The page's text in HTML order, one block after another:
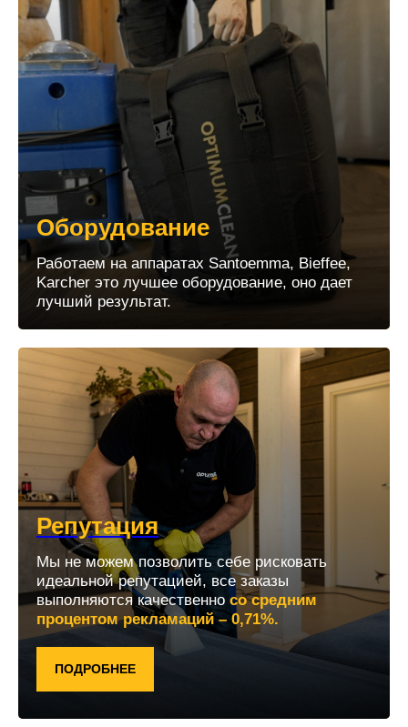
Оборудование
Работаем на аппаратах Santoemma, Bieffee,
Karcher это лучшее оборудование, оно дает
лучший результат.
Репутация
Мы не можем позволить себе рисковать
идеальной репутацией, все заказы
выполняются качественно со средним
процентом рекламаций – 0,71%.
ПОДРОБНЕЕ